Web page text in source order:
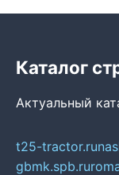
Каталог
Актуальный
t25-tractor.ru
gbmk.spb.ru